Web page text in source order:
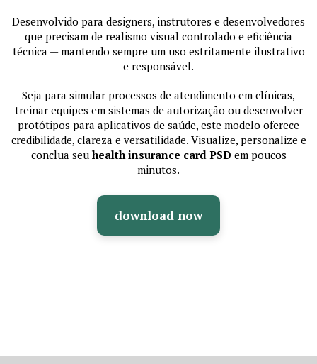
Desenvolvido para designers, instrutores e desenvolvedores
que precisam de realismo visual controlado e eficiência
técnica — mantendo sempre um uso estritamente ilustrativo
e responsável.
Seja para simular processos de atendimento em clínicas,
treinar equipes em sistemas de autorização ou desenvolver
protótipos para aplicativos de saúde, este modelo oferece
credibilidade, clareza e versatilidade. Visualize, personalize e
conclua seu health insurance card PSD em poucos
minutos.
download now